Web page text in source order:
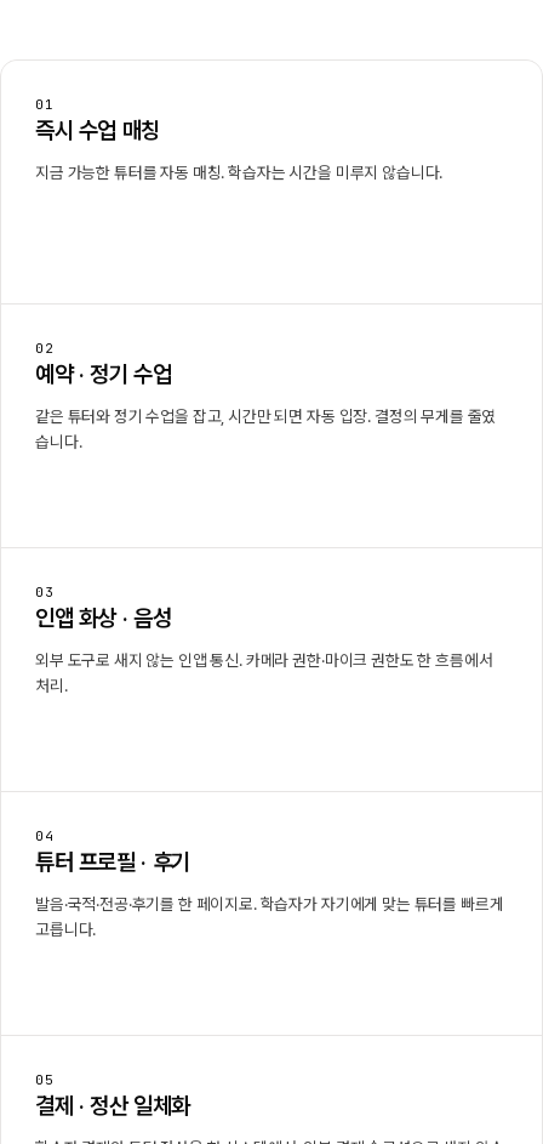
01
즉시 수업 매칭
지금 가능한 튜터를 자동 매칭. 학습자는 시간을 미루지 않습니다.
02
예약 · 정기 수업
같은 튜터와 정기 수업을 잡고, 시간만 되면 자동 입장. 결정의 무게를 줄였
습니다.
03
인앱 화상 · 음성
외부 도구로 새지 않는 인앱 통신. 카메라 권한·마이크 권한도 한 흐름에서
처리.
04
튜터 프로필 · 후기
발음·국적·전공·후기를 한 페이지로. 학습자가 자기에게 맞는 튜터를 빠르게
고릅니다.
05
결제 · 정산 일체화